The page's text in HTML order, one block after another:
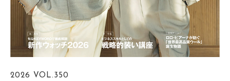
2026 VOL.350